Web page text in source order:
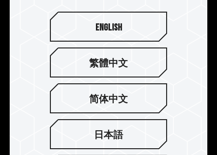
精致工艺五件式散热片
独特沟槽设计 提高散热效果
采用多重金属加工散热模块，上盖一体成形锻造，
凹槽精密工艺 CNC 技术，内部铝挤成型搭配阳极上
English
繁體中文
简体中文
日本語